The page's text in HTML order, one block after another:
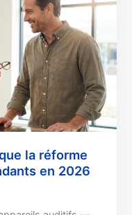
la réforme
en 2026